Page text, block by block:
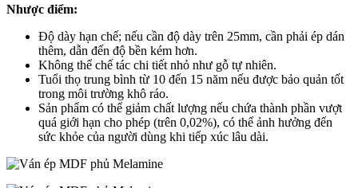
Nhược điểm:
Độ dày hạn chế; nếu cần độ dày trên 25mm, cần phải ép dán
thêm, dẫn đến độ bền kém hơn.
Không thể chế tác chi tiết nhỏ như gỗ tự nhiên.
Tuổi thọ trung bình từ 10 đến 15 năm nếu được bảo quản tốt
trong môi trường khô ráo.
Sản phẩm có thể giảm chất lượng nếu chứa thành phần vượt
quá giới hạn cho phép (trên 0,02%), có thể ảnh hưởng đến
sức khỏe của người dùng khi tiếp xúc lâu dài.